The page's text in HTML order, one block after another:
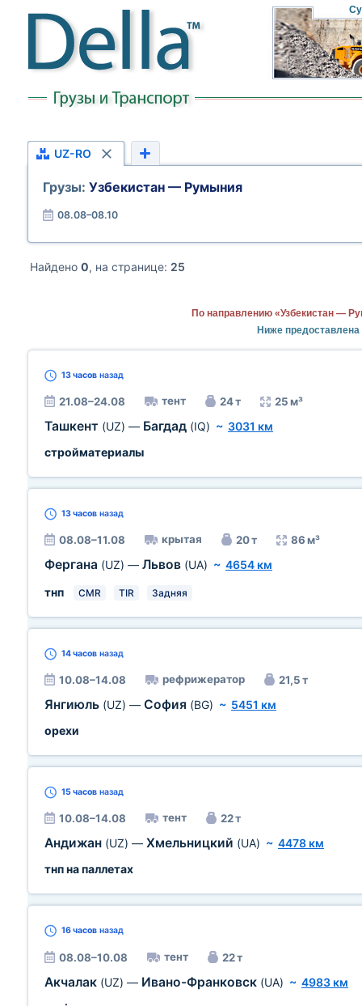
UZ-RO
Грузы: Узбекистан — Румыния
08.08–08.10
Найдено 0, на странице: 25
По направлению «Узбекистан —
Ниже
13 часов назад
21.08–24.08 тент 24 т 25 м³
Ташкент (UZ) — Багдад (IQ) ~ 3031 км
стройматериалы
13 часов назад
08.08–11.08 крытая 20 т 86 м³
Фергана (UZ) — Львов (UA) ~ 4654 км
тнп
CMR TIR Задняя
14 часов назад
10.08–14.08 рефрижератор 21,5 т
Янгиюль (UZ) — София (BG) ~ 5451 км
орехи
15 часов назад
10.08–14.08 тент 22 т
Андижан (UZ) — Хмельницкий (UA) ~ 4478 км
тнп на паллетах
16 часов назад
08.08–10.08 тент 22 т
Акчалак (UZ) — Ивано-Франковск (UA) ~ 4983 км